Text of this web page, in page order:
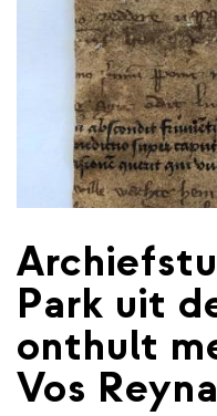
inhoud
gaan
Park uit
onthult
Vos